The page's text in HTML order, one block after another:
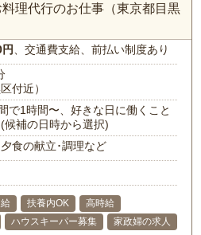
理代行のお仕事（東京都目黒
、交通費支給、前払い制度あり
付近）
で1時間〜、好きな日に働くこと
候補の日時から選択)
食の献立･調理など
扶養内OK
高時給
ハウスキーパー募集
家政婦の求人